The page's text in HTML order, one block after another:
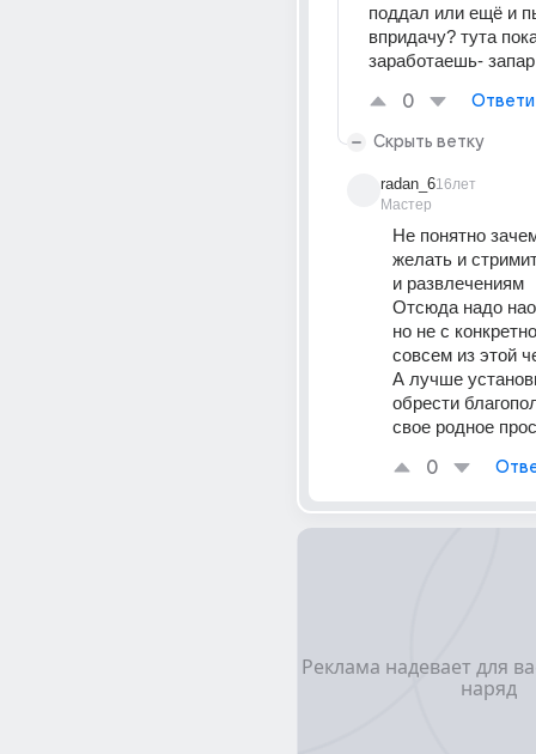
поддал или ещё и
впридачу? тута
заработаешь-
0
Скрыть ветку
radan_6
Мастер
16лет
Не понятно
желать и
и развлечениям
Отсюда надо
но не с
совсем из этой
А лучше
обрести
свое родное
0